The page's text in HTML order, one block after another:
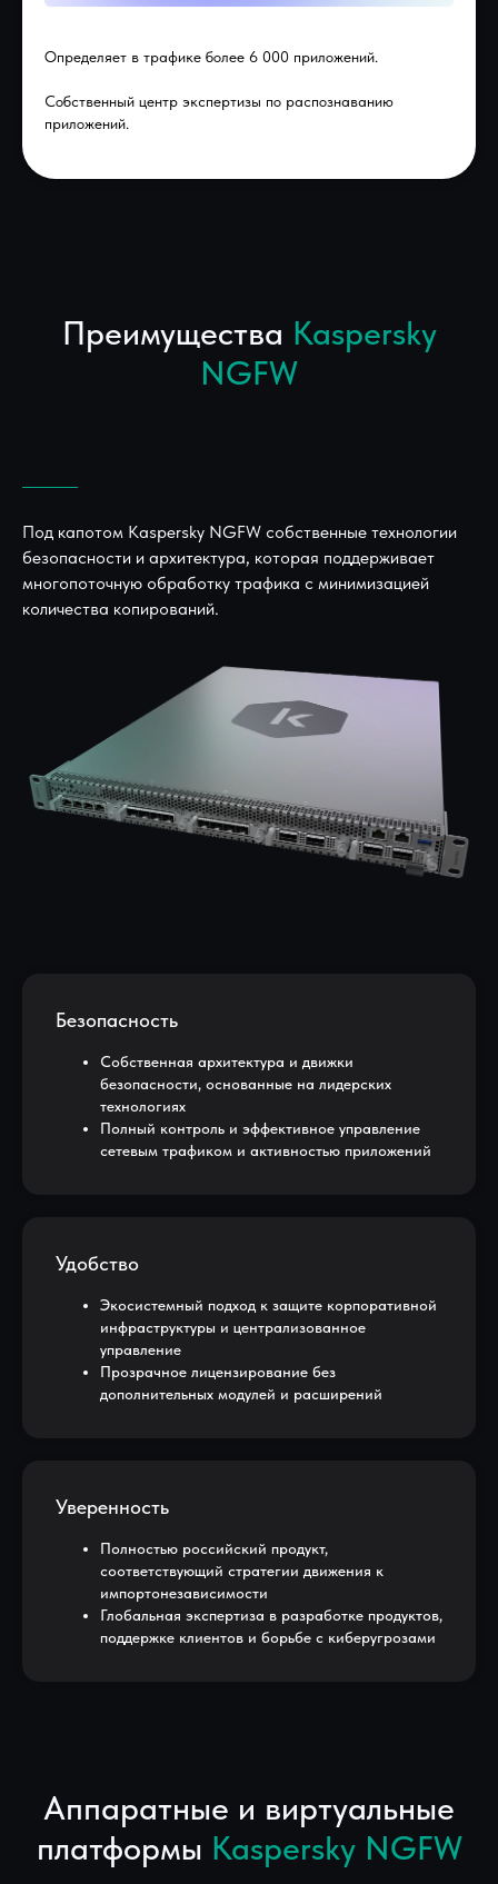
Определяет в трафике более 6 000 приложений.
Собственный центр экспертизы ​по распознаванию
приложений.
Преимущества Kaspersky
NGFW
Под капотом Kaspersky NGFW собственные технологии
безопасности и архитектура, которая поддерживает
многопоточную обработку трафика с минимизацией
количества копирований.
Безопасность
Собственная архитектура и движки
безопасности, основанные на лидерских
технологиях
Полный контроль и эффективное управление
сетевым трафиком и активностью приложений
Удобство
Экосистемный подход к защите корпоративной
инфраструктуры и централизованное
управление
Прозрачное лицензирование без
дополнительных модулей и расширений
Уверенность
Полностью российский продукт,
соответствующий стратегии движения к
импортонезависимости
Глобальная экспертиза в разработке продуктов,
поддержке клиентов и борьбе с киберугрозами
Аппаратные и виртуальные
платформы Kaspersky NGFW